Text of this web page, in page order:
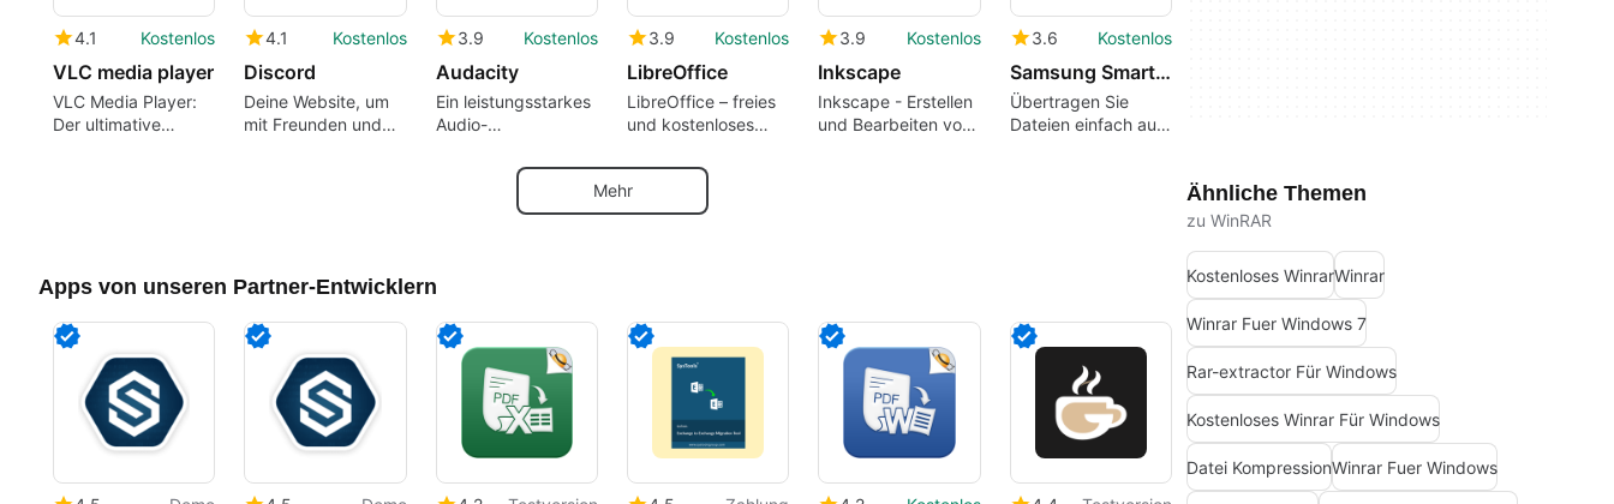
4.1 Kostenlos
VLC media player
VLC Media Player:
Der ultimative
4.1 Kostenlos
Discord
Deine Website, um
mit Freunden und
3.9 Kostenlos
Audacity
Ein leistungsstarkes
Audio-
3.9 Kostenlos
LibreOffice
LibreOffice – freies
und kostenloses
Freizeit und Beruf
3.9 Kostenlos
Inkscape
Inkscape - Erstellen
und Bearbeiten von
3.6 Kostenlos
Samsung Smart Switch
Übertragen Sie
Dateien einfach auf
Mehr
Apps von unseren Partner-Entwicklern
Ähnliche Themen
zu WinRAR
Kostenloses WinrarWinrar
Winrar Fuer Windows 7
Rar-extractor Für Windows
Kostenloses Winrar Für Windows
Datei KompressionWinrar Fuer Windows